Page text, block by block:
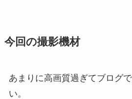
今回の撮影機材
あまりに高画質過ぎてブログ
い。